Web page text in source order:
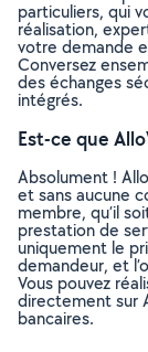
particuliers, qui
réalisation,
votre demande
Conversez
des échanges
intégrés.
Est-ce que
Absolument !
et sans aucune
membre, qu’il
prestation de
uniquement le
demandeur, et
Vous pouvez
directement sur
bancaires.